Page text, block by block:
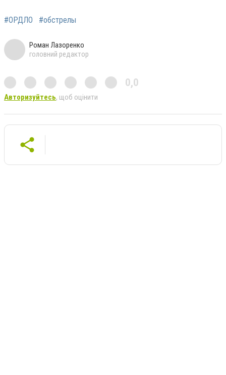
#ОРДЛО #обстрелы
Роман Лазоренко
головний редактор
0,0
Авторизуйтесь, щоб оцінити